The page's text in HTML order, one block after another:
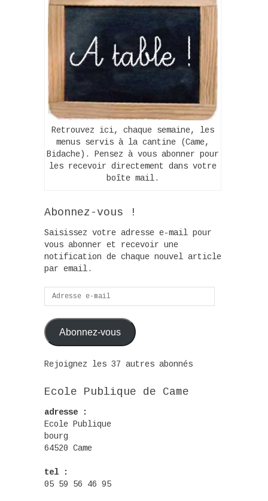
Retrouvez ici, chaque semaine, les
menus servis à la cantine (Came,
Bidache). Pensez à vous abonner pour
les recevoir directement dans votre
boîte mail.
Abonnez-vous !
Saisissez votre adresse e-mail pour
vous abonner et recevoir une
notification de chaque nouvel article
par email.
Adresse
e-
mail
Abonnez-vous
Rejoignez les 37 autres abonnés
Ecole Publique de Came
adresse :
Ecole Publique
bourg
64520 Came
tel :
05 59 56 46 95